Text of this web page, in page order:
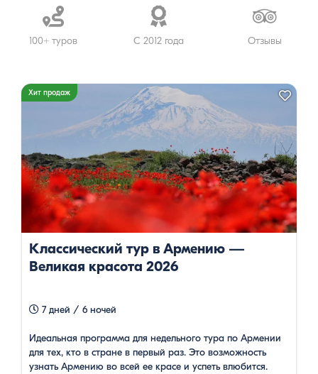
эксклюзивные
путевки
100+ туров С 2012 года Отзывы
Хит продаж
Классический тур в Армению —
Великая красота 2026
7 дней / 6 ночей
Идеальная программа для недельного тура по Армении
для тех, кто в стране в первый раз. Это возможность
узнать Армению во всей ее красе и успеть влюбится.